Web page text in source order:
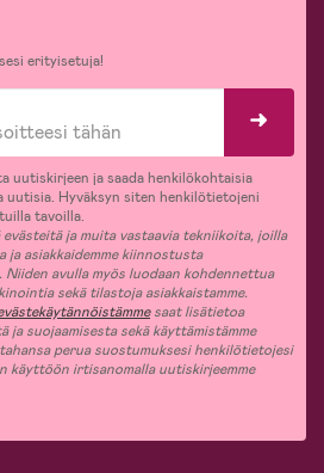
erityisetuja!
uutiskirjeen ja saada henkilökohtaisia
uutisia. Hyväksyn siten henkilötietojeni
tavoilla.
ja muita vastaavia tekniikoita, joilla
ja asiakkaidemme kiinnostusta
Niiden avulla myös luodaan kohdennettua
sekä tilastoja asiakkaistamme.
saat lisätietoa
ja suojaamisesta sekä käyttämistämme
perua suostumuksesi henkilötietojesi
käyttöön irtisanomalla uutiskirjeemme